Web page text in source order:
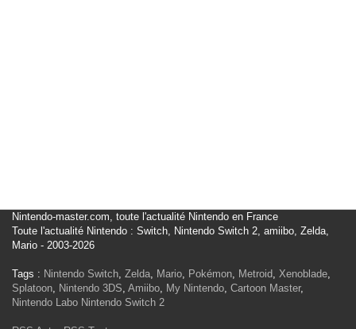
Nintendo-master.com, toute l'actualité Nintendo en France
Toute l'actualité Nintendo : Switch, Nintendo Switch 2, amiibo, Zelda,
Mario - 2003-2026
Tags : Nintendo Switch, Zelda, Mario, Pokémon, Metroid, Xenoblade,
Splatoon, Nintendo 3DS, Amiibo, My Nintendo, Cartoon Master,
Nintendo Labo Nintendo Switch 2